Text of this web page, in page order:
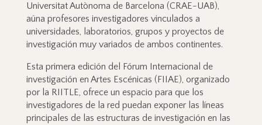
Universitat Autònoma de Barcelona (CRAE-UAB),
aúna profesores investigadores vinculados a
universidades, laboratorios, grupos y proyectos de
investigación muy variados de ambos continentes.
Esta primera edición del Fórum Internacional de
investigación en Artes Escénicas (FIIAE), organizado
por la RIITLE, ofrece un espacio para que los
investigadores de la red puedan exponer las líneas
principales de las estructuras de investigación en las